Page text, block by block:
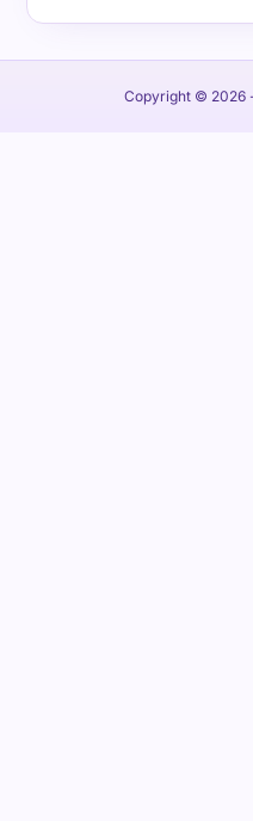
Copyright © 2026